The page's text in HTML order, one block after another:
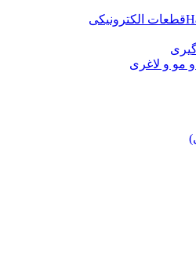
قطعات الکترونیکی
مو و لاغری